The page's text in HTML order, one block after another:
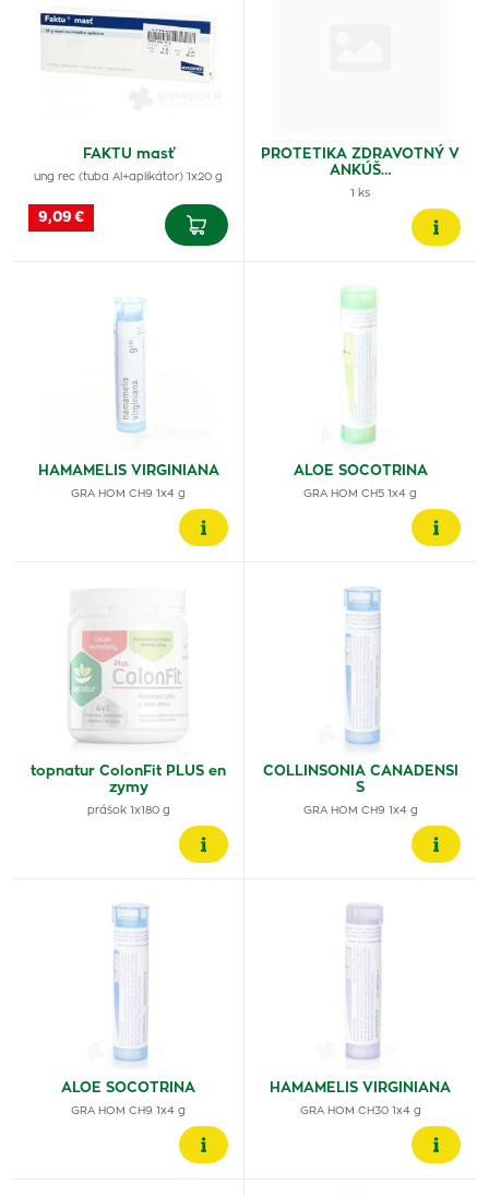
FAKTU masť
ung rec (tuba Al+aplikátor) 1x20 g
9,09 €
PROTETIKA ZDRAVOTNÝ V
ANKÚŠ…
1 ks
HAMAMELIS VIRGINIANA
GRA HOM CH9 1x4 g
ALOE SOCOTRINA
GRA HOM CH5 1x4 g
topnatur ColonFit PLUS en
zymy
prášok 1x180 g
COLLINSONIA CANADENSI
S
GRA HOM CH9 1x4 g
ALOE SOCOTRINA
GRA HOM CH9 1x4 g
HAMAMELIS VIRGINIANA
GRA HOM CH30 1x4 g